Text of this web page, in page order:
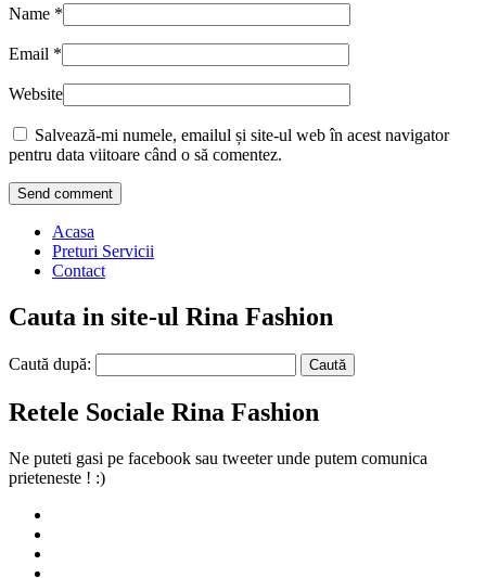
Name *
Email *
Website
Salvează-mi numele, emailul și site-ul web în acest navigator
pentru data viitoare când o să comentez.
Acasa
Preturi Servicii
Contact
Cauta in site-ul Rina Fashion
Caută după:
Retele Sociale Rina Fashion
Ne puteti gasi pe facebook sau tweeter unde putem comunica
prieteneste ! :)